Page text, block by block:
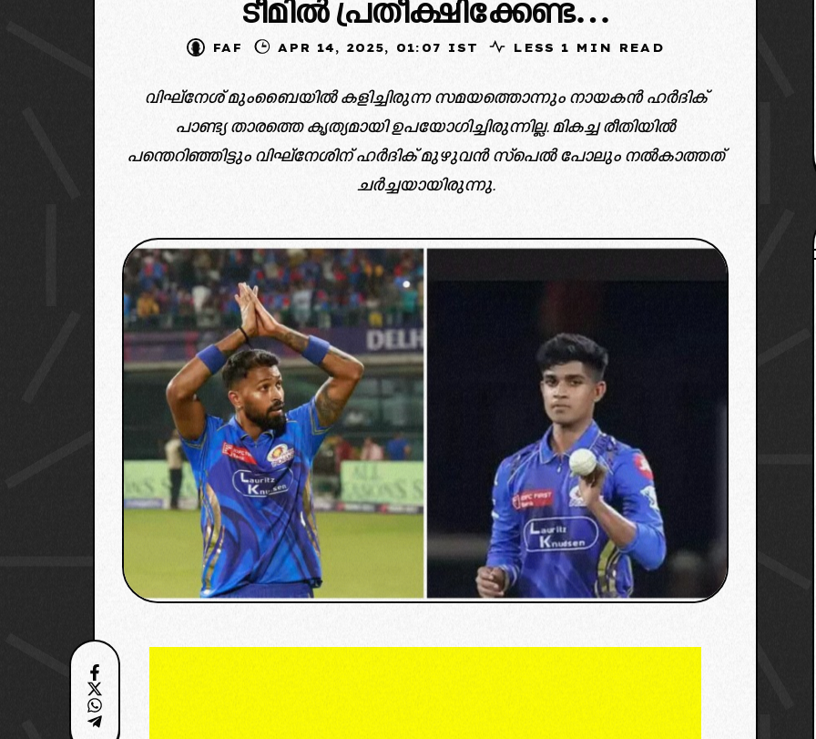
ടീമിൽ പ്രതീക്ഷിക്കേണ്ട…
FAF APR 14, 2025, 01:07 IST LESS 1 MIN READ
വിഘ്‌നേശ് മുംബൈയിൽ കളിച്ചിരുന്ന സമയത്തൊന്നും നായകൻ ഹർദിക്
പാണ്ട്യ താരത്തെ കൃത്യമായി ഉപയോഗിച്ചിരുന്നില്ല. മികച്ച രീതിയിൽ
പന്തെറിഞ്ഞിട്ടും വിഘ്‌നേശിന് ഹർദിക് മുഴുവൻ സ്പെൽ പോലും നൽകാത്തത്
ചർച്ചയായിരുന്നു.
image credit: bcci